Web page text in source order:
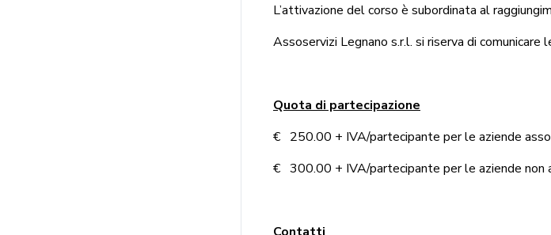
L’attivazione del corso è subordinata al
Assoservizi Legnano s.r.l. si riserva di
Quota di partecipazione
€ 250.00 + IVA/partecipante per le aziende
€ 300.00 + IVA/partecipante per le aziende non
Contatti